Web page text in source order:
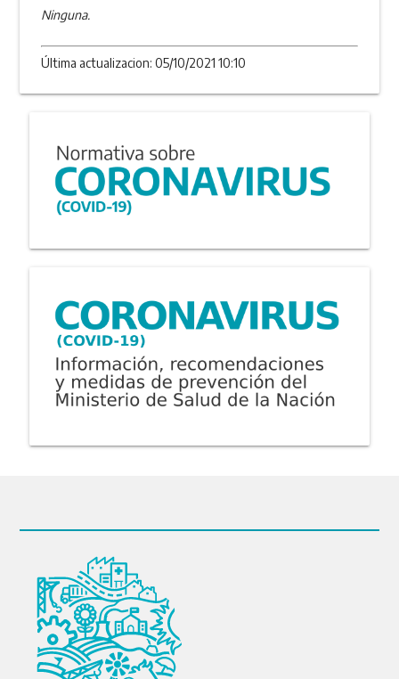
Ninguna.
Última actualizacion: 05/10/2021 10:10